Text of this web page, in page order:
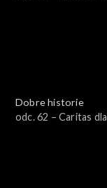
Dobre historie
odc. 62 – Caritas